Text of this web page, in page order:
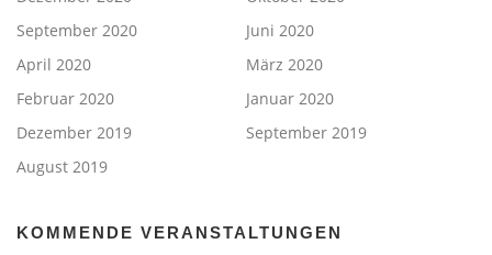
September 2020
Juni 2020
April 2020
März 2020
Februar 2020
Januar 2020
Dezember 2019
September 2019
August 2019
KOMMENDE VERANSTALTUNGEN